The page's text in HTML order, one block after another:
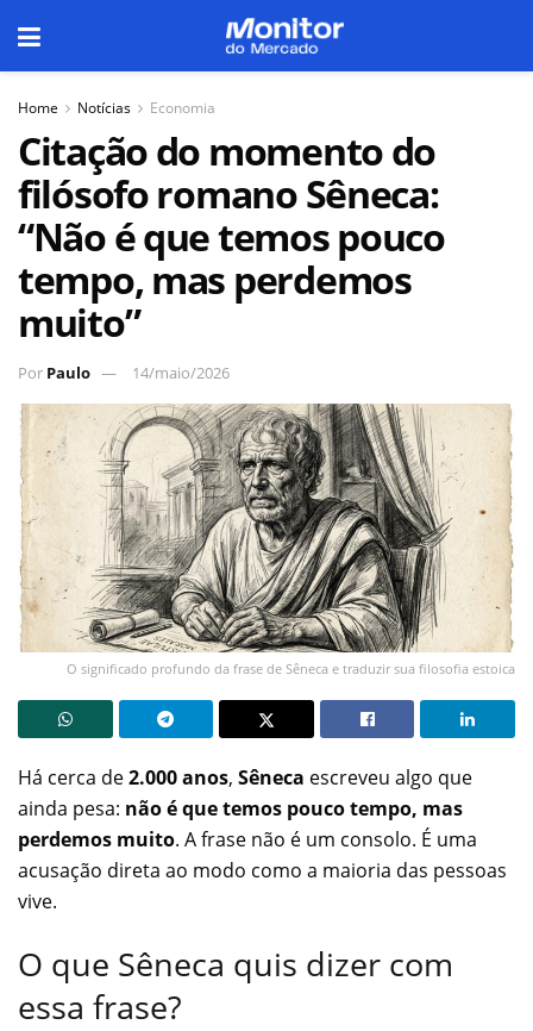
Home Notícias Economia
Citação do momento do
filósofo romano Sêneca:
“Não é que temos pouco
tempo, mas perdemos
muito”
Por Paulo 14/maio/2026
O significado profundo da frase de Sêneca e traduzir sua filosofia estoica
Há cerca de2.000 anos, Sêneca escreveu algo que
ainda pesa: não é que temos pouco tempo, mas
perdemos muito. A frase não é um consolo. É uma
acusação direta ao modo como a maioria das pessoas
vive.
O que Sêneca quis dizer com
essa frase?